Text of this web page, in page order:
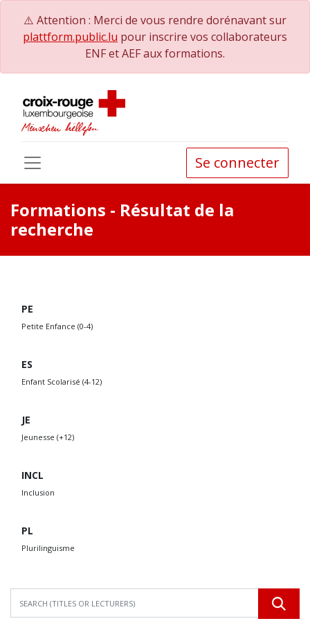
⚠️ Attention : Merci de vous rendre dorénavant sur
plattform.public.lu pour inscrire vos collaborateurs
ENF et AEF aux formations.
Se connecter
Formations - Résultat de la
recherche
PE
Petite Enfance (0-4)
ES
Enfant Scolarisé (4-12)
JE
Jeunesse (+12)
INCL
Inclusion
PL
Plurilinguisme